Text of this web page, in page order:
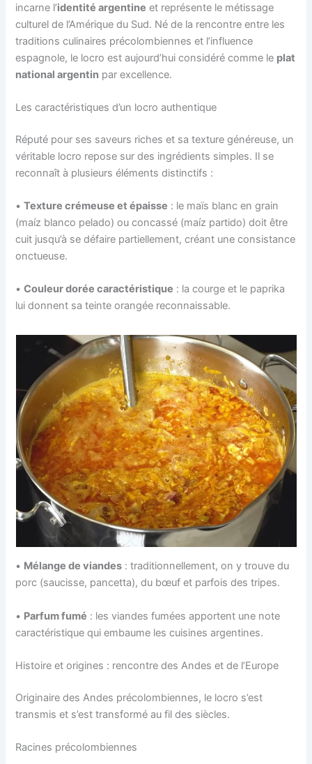
incarne l’identité argentine et représente le métissage
culturel de l’Amérique du Sud. Né de la rencontre entre les
traditions culinaires précolombiennes et l’influence
espagnole, le locro est aujourd’hui considéré comme le plat
national argentin par excellence.
Les caractéristiques d’un locro authentique
Réputé pour ses saveurs riches et sa texture généreuse, un
véritable locro repose sur des ingrédients simples. Il se
reconnaît à plusieurs éléments distinctifs :
•Texture crémeuse et épaisse : le maïs blanc en grain
(maíz blanco pelado) ou concassé (maíz partido) doit être
cuit jusqu’à se défaire partiellement, créant une consistance
onctueuse.
•Couleur dorée caractéristique : la courge et le paprika
lui donnent sa teinte orangée reconnaissable.
• Mélange de viandes : traditionnellement, on y trouve du
porc (saucisse, pancetta), du bœuf et parfois des tripes.
• Parfum fumé : les viandes fumées apportent une note
caractéristique qui embaume les cuisines argentines.
Histoire et origines : rencontre des Andes et de l’Europe
Originaire des Andes précolombiennes, le locro s’est
transmis et s’est transformé au fil des siècles.
Racines précolombiennes